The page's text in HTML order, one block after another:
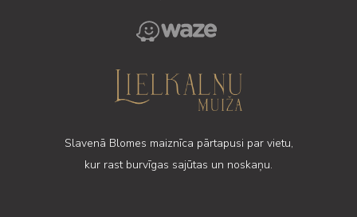
Slavenā Blomes maiznīca pārtapusi par vietu,
kur rast burvīgas sajūtas un noskaņu.